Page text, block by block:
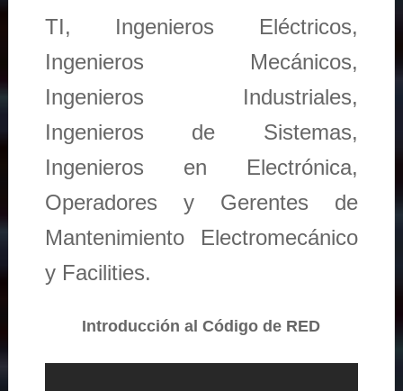
TI, Ingenieros Eléctricos,
Ingenieros Mecánicos,
Ingenieros Industriales,
Ingenieros de Sistemas,
Ingenieros en Electrónica,
Operadores y Gerentes de
Mantenimiento Electromecánico
y Facilities.
Introducción al Código de RED